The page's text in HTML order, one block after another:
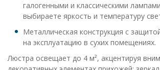
галогенными и классическими
выбираете яркость и температуру
Металлическая конструкция с
на эксплуатацию в сухих помещениях.
Люстра освещает до 4 м², акцентируя